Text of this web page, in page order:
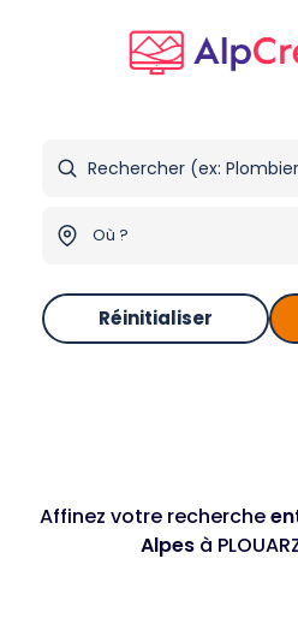
Réinitialiser
Affinez votre recherche
Alpes à